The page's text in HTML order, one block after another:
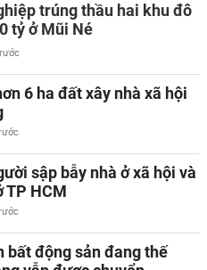
trúng thầu hai khu đô
tỷ ở Mũi Né
6 ha đất xây nhà xã hội
sập bẫy nhà ở xã hội và
TP HCM
bất động sản đang thế